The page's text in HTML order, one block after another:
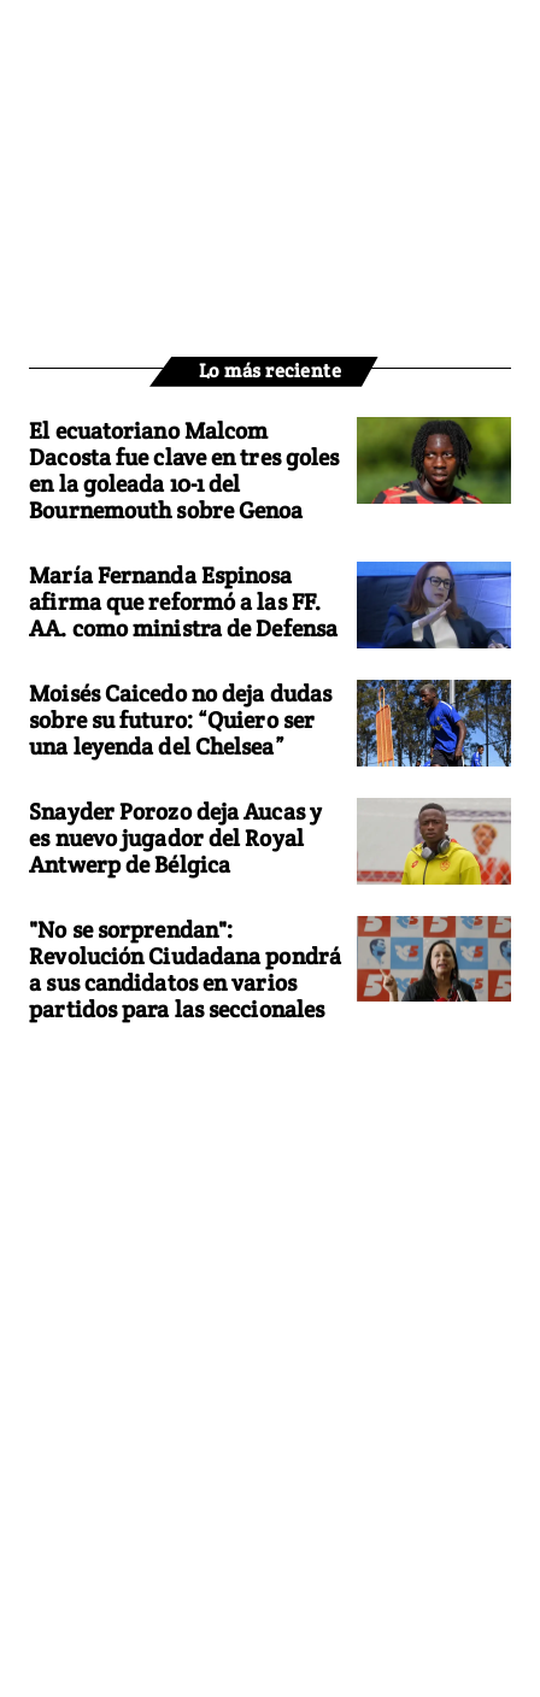
Lo más reciente
El ecuatoriano Malcom
Dacosta fue clave en tres goles
en la goleada 10-1 del
Bournemouth sobre Genoa
María Fernanda Espinosa
afirma que reformó a las FF.
AA. como ministra de Defensa
Moisés Caicedo no deja dudas
sobre su futuro: “Quiero ser
una leyenda del Chelsea”
Snayder Porozo deja Aucas y
es nuevo jugador del Royal
Antwerp de Bélgica
"No se sorprendan":
Revolución Ciudadana pondrá
a sus candidatos en varios
partidos para las seccionales